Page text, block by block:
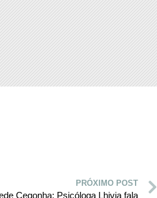
PRÓXIMO POST
Cegonha: Psicóloga Lhivia fala